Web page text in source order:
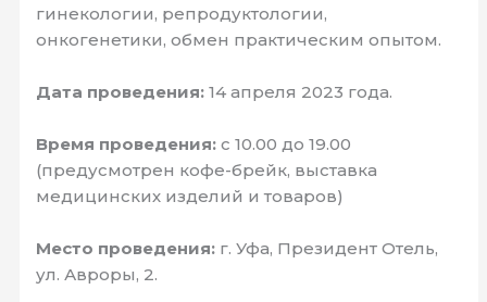
гинекологии, репродуктологии,
онкогенетики, обмен практическим опытом.
Дата проведения: 14 апреля 2023 года.
Время проведения: с 10.00 до 19.00
(предусмотрен кофе-брейк, выставка
медицинских изделий и товаров)
Место проведения: г. Уфа, Президент Отель,
ул. Авроры, 2.